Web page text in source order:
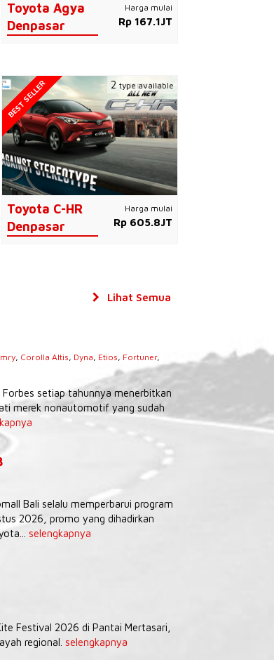
Toyota Agya
Denpasar
Harga mulai
Rp 167.1JT
Toyota C-HR
Denpasar
Harga mulai
Rp 605.8JT
BEST SELLER 2 type available
, Corolla Altis, Dyna, Etios, Fortuner,
Forbes setiap tahunnya menerbitkan
merek nonautomotif yang sudah
Bali selalu memperbarui program
2026, promo yang dihadirkan
selengkapnya
Festival 2026 di Pantai Mertasari,
regional. selengkapnya
Lihat Semua